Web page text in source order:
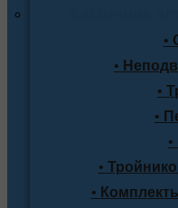
•
•
•
•
•
•
•